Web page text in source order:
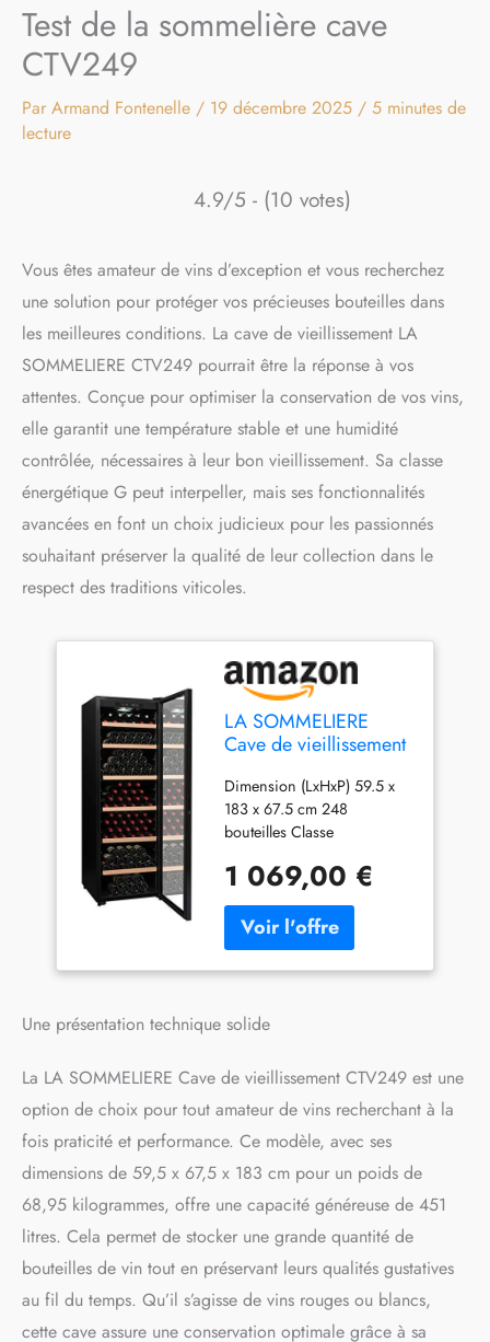
Test de la sommelière cave
CTV249
Par Armand Fontenelle / 19 décembre 2025 / 5 minutes de
lecture
4.9/5 - (10 votes)
Vous êtes amateur de vins d’exception et vous recherchez
une solution pour protéger vos précieuses bouteilles dans
les meilleures conditions. La cave de vieillissement LA
SOMMELIERE CTV249 pourrait être la réponse à vos
attentes. Conçue pour optimiser la conservation de vos vins,
elle garantit une température stable et une humidité
contrôlée, nécessaires à leur bon vieillissement. Sa classe
énergétique G peut interpeller, mais ses fonctionnalités
avancées en font un choix judicieux pour les passionnés
souhaitant préserver la qualité de leur collection dans le
respect des traditions viticoles.
LA SOMMELIERE
Cave de vieillissement
Dimension (LxHxP) 59.5 x
183 x 67.5 cm 248
bouteilles Classe
vieillissement 6 clayettes
1 069,00 €
Une présentation technique solide
La LA SOMMELIERE Cave de vieillissement CTV249 est une
option de choix pour tout amateur de vins recherchant à la
fois praticité et performance. Ce modèle, avec ses
dimensions de 59,5 x 67,5 x 183 cm pour un poids de
68,95 kilogrammes, offre une capacité généreuse de 451
litres. Cela permet de stocker une grande quantité de
bouteilles de vin tout en préservant leurs qualités gustatives
au fil du temps. Qu’il s’agisse de vins rouges ou blancs,
cette cave assure une conservation optimale grâce à sa